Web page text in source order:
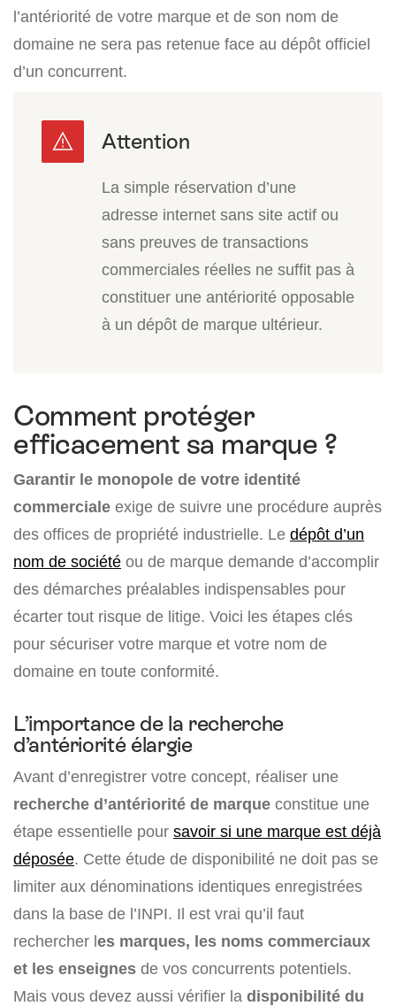
l’antériorité de votre marque et de son nom de
domaine ne sera pas retenue face au dépôt officiel
d’un concurrent.
La simple réservation d’une
adresse internet sans site actif ou
sans preuves de transactions
commerciales réelles ne suffit pas à
constituer une antériorité opposable
à un dépôt de marque ultérieur.
Comment protéger
efficacement sa marque ?
Garantir le monopole de votre identité
commerciale exige de suivre une procédure auprès
des offices de propriété industrielle. Le dépôt d’un
nom de société ou de marque demande d’accomplir
des démarches préalables indispensables pour
écarter tout risque de litige. Voici les étapes clés
pour sécuriser votre marque et votre nom de
domaine en toute conformité.
L’importance de la recherche
d’antériorité élargie
Avant d’enregistrer votre concept, réaliser une
recherche d’antériorité de marque constitue une
étape essentielle pour savoir si une marque est déjà
déposée. Cette étude de disponibilité ne doit pas se
limiter aux dénominations identiques enregistrées
dans la base de l’INPI. Il est vrai qu’il faut
rechercher les marques, les noms commerciaux
et les enseignes de vos concurrents potentiels.
Mais vous devez aussi vérifier la disponibilité du